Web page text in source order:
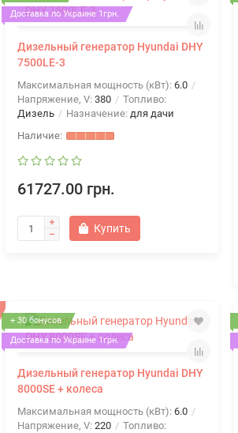
Доставка по Украине 1грн.
Дизельный генератор Hyundai DHY
7500LE-3
Максимальная мощность (кВт): 6.0
Напряжение, V: 380
Топливо:
Дизель
Назначение: для дачи
61727.00 грн.
Купить
+ 30 бонусов
Доставка по Украине 1грн.
Дизельный генератор Hyundai DHY
8000SE + колеса
Максимальная мощность (кВт): 6.0
Напряжение, V: 220
Топливо: